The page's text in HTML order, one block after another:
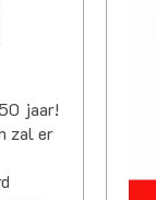
jaar!
zal er